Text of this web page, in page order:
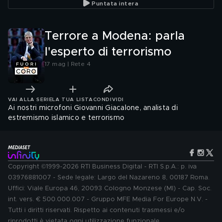
Puntata intera
Terrore a Modena: parla
l'esperto di terrorismo
17 mag | Rete 4
VAI ALLA SERIE LA TUA LISTA CONDIVIDI
Ai nostri microfoni Giovanni Giacalone, analista di
estremismo islamico e terrorismo
Copyright ©1999-2026 RTI Business Digital - RTI S.p.A.: p. iva
03976881007 - Sede legale: Largo del Nazareno 8, 00187 Roma.
Uffici: Viale Europa 46, 20093 Cologno Monzese (MI) - Cap. Soc.
int. vers. € 500.000.007 - Gruppo MFE Media For Europe N.V. -
Tutti i diritti riservati. Rispetto ai contenuti trasmessi e/o